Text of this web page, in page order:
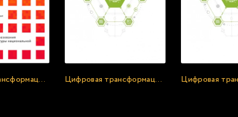
Цифровая трансформация Китая - Ма Хуатэн Цифровая трансформация документа и документооборота - Клуб 4CIO